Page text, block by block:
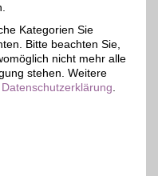
Kategorien Sie
Bitte beachten Sie,
nicht mehr alle
stehen. Weitere
Datenschutzerklärung